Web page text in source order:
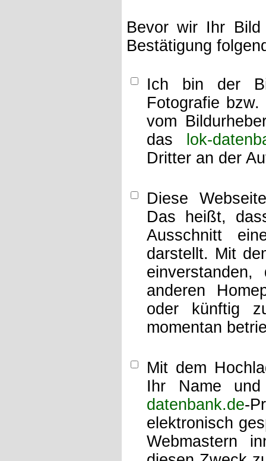
Bevor wir Ihr
Bestätigung
Ich bin der
Fotografie
vom
das
lok-
Dritter an der
Diese
Das heißt,
Ausschnitt
darstellt. Mit
anderen
oder künftig
momentan
Mit dem
Ihr Name
datenbank.de-
elektronisch
Webmastern